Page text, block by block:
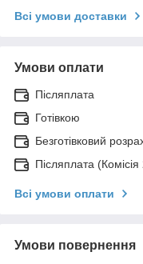
Всі умови доставки
Умови оплати
Післяплата
Готівкою
Безготівковий
Післяплата
Всі умови оплати
Умови повернення